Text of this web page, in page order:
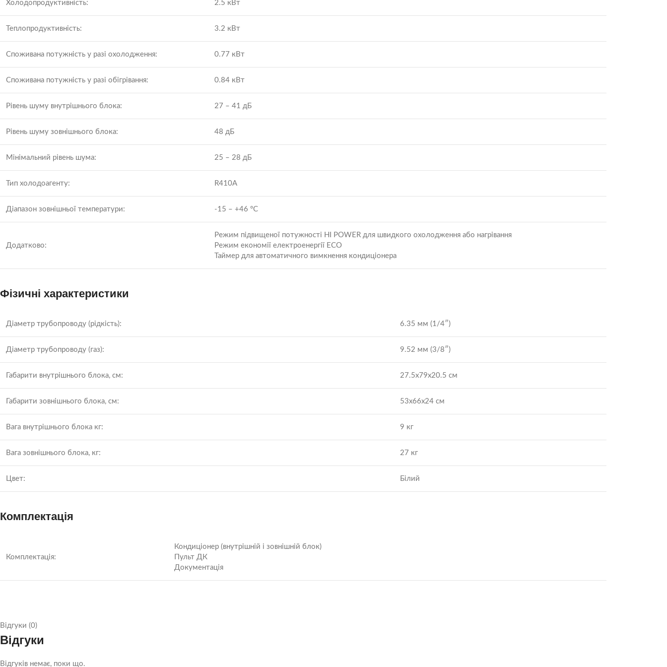
Холодопродуктивність: 2.5 кВт
Теплопродуктивність: 3.2 кВт
Споживана потужність у разі охолодження: 0.77 кВт
Споживана потужність у разі обігрівання: 0.84 кВт
Рівень шуму внутрішнього блока: 27 – 41 дБ
Рівень шуму зовнішнього блока: 48 дБ
Мінімальний рівень шума: 25 – 28 дБ
Тип холодоагенту: R410A
Діапазон зовнішньої температури: -15 – +46 °С
Додатково:
Режим підвищеної потужності HI POWER для швидкого охолодження або нагрівання
Режим економії електроенергії ECO
Таймер для автоматичного вимкнення кондиціонера
Фізичні характеристики
Діаметр трубопроводу (рідкість): 6.35 мм (1/4″)
Діаметр трубопроводу (газ): 9.52 мм (3/8″)
Габарити внутрішнього блока, см: 27.5x79x20.5 см
Габарити зовнішнього блока, см: 53x66x24 см
Вага внутрішнього блока кг: 9 кг
Вага зовнішнього блока, кг: 27 кг
Цвет: Білий
Комплектація
Комплектація:
Кондиціонер (внутрішній і зовнішній блок)
Пульт ДК
Документація
Відгуки (0)
Відгуки
Відгуків немає, поки що.